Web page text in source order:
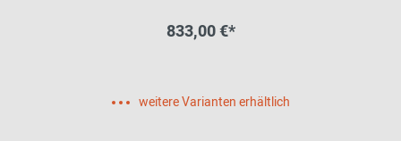
833,00 €*
weitere Varianten erhältlich